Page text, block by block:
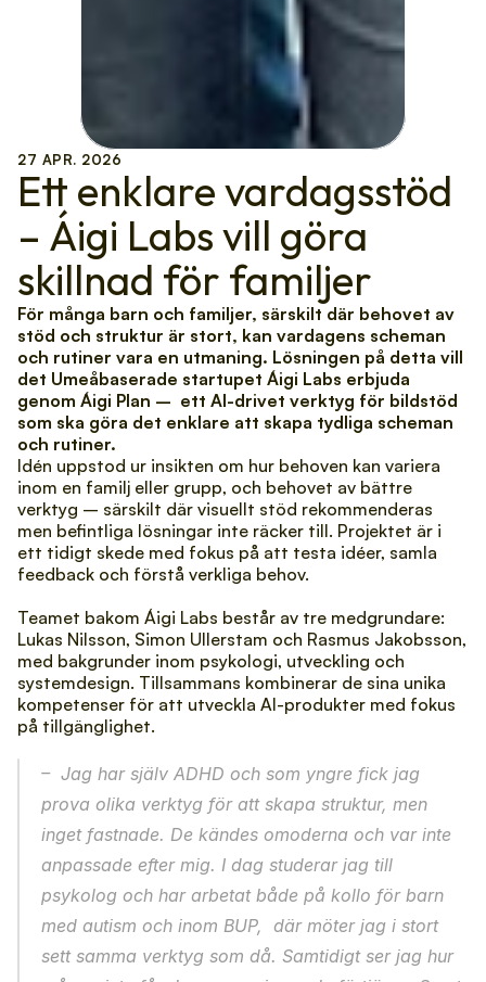
27 APR. 2026
Ett enklare vardagsstöd
– Áigi Labs vill göra
skillnad för familjer
För många barn och familjer, särskilt där behovet av
stöd och struktur är stort, kan vardagens scheman
och rutiner vara en utmaning. Lösningen på detta vill
det Umeåbaserade startupet Áigi Labs erbjuda
genom Áigi Plan –  ett AI-drivet verktyg för bildstöd
som ska göra det enklare att skapa tydliga scheman
och rutiner.
Idén uppstod ur insikten om hur behoven kan variera
inom en familj eller grupp, och behovet av bättre
verktyg – särskilt där visuellt stöd rekommenderas
men befintliga lösningar inte räcker till. Projektet är i
ett tidigt skede med fokus på att testa idéer, samla
feedback och förstå verkliga behov.
Teamet bakom Áigi Labs består av tre medgrundare:
Lukas Nilsson, Simon Ullerstam och Rasmus Jakobsson,
med bakgrunder inom psykologi, utveckling och
systemdesign. Tillsammans kombinerar de sina unika
kompetenser för att utveckla AI-produkter med fokus
på tillgänglighet.
–  Jag har själv ADHD och som yngre fick jag
prova olika verktyg för att skapa struktur, men
inget fastnade. De kändes omoderna och var inte
anpassade efter mig. I dag studerar jag till
psykolog och har arbetat både på kollo för barn
med autism och inom BUP,  där möter jag i stort
sett samma verktyg som då. Samtidigt ser jag hur